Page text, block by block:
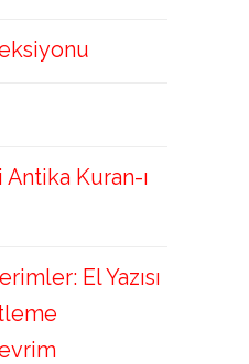
Kuran-ı
El Yazısı